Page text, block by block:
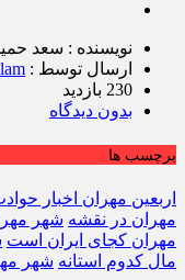
نویسنده : سعد
ارسال توسط :
230 بازدید
بدون دیدگاه
برچسب ها
اربعین مهران اخبار
مهران در نقشه شهر
مهران کجای ایران است
مال کدوم استانه شهر